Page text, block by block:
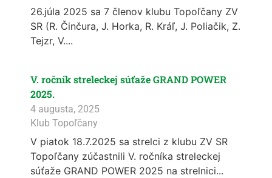
26.júla 2025 sa 7 členov klubu Topoľčany ZV
SR (R. Činčura, J. Horka, R. Kráľ, J. Poliačik, Z.
Tejzr, V....
V. ročník streleckej súťaže GRAND POWER
2025.
4 augusta, 2025
Klub Topoľčany
V piatok 18.7.2025 sa strelci z klubu ZV SR
Topoľčany zúčastnili V. ročníka streleckej
súťaže GRAND POWER 2025 na strelnici...